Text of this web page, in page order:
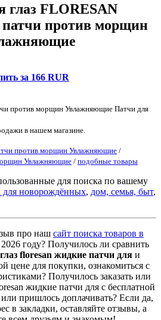
глаз FLORESAN
патчи против морщин
за 166 RUR
против морщин Увлажняющие Патчи для
в нашем магазине.
против морщин Увлажняющие /
Увлажняющие / подобные товары
для поиска по вашему
новорождённых, дом, семья, быт,
про наш сайт поиска товаров в
году? Получилось ли сравнить
floresan жидкие патчи для и
цене для покупки, ознакомиться с
Получилось заказать или
жидкие патчи для с бесплатной
пришлось доплачивать? Если да,
в закладки, оставляйте отзывы, а